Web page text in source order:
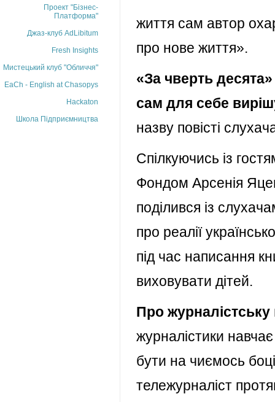
Проект "Бізнес-
Платформа"
Джаз-клуб AdLibitum
Fresh Insights
Мистецький клуб "Обличчя"
EaCh - English at Chasopys
Hackaton
Школа Підприємництва
життя сам автор
про нове життя».
«За чверть
сам для себе
назву повісті
Спілкуючись із
Фондом Арсенія
поділився із
про реалії
під час написання
виховувати дітей.
Про
журналістики
бути на чиємось
тележурналіст